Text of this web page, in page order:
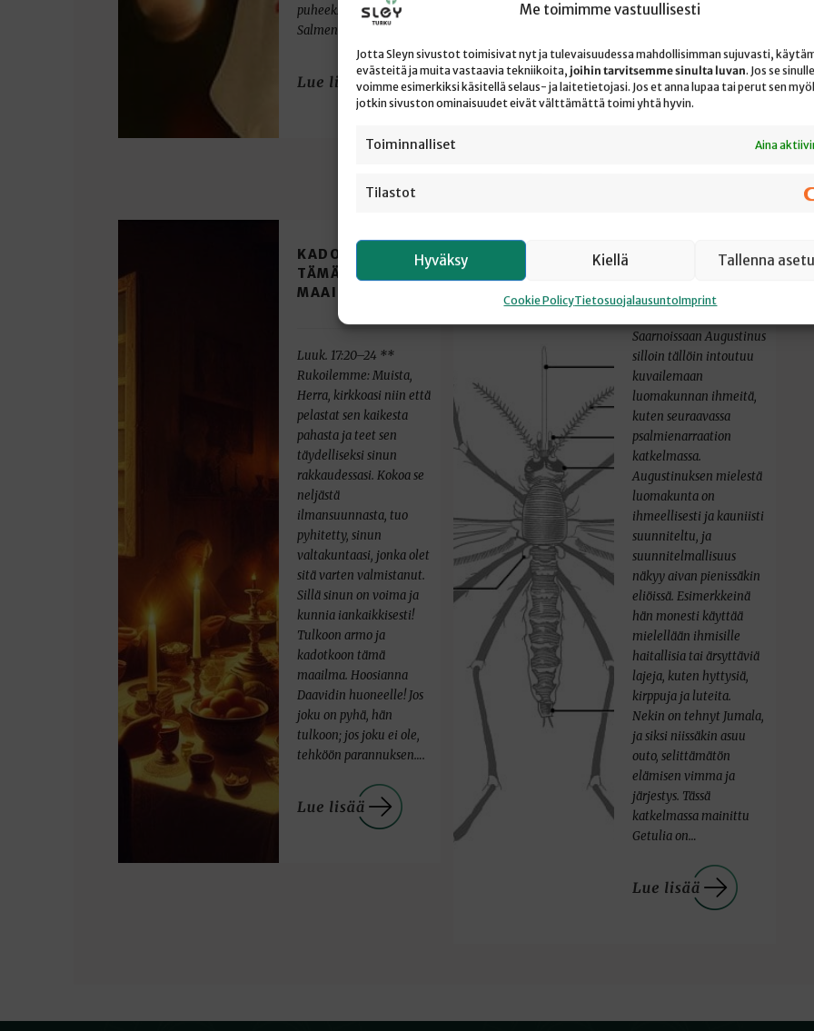
Me toimimme vastuullisesti
Jotta Sleyn sivustot toimisivat nyt ja tulevaisuudessa mahdollisimman sujuvasti,
evästeitä ja muita vastaavia tekniikoita, joihin tarvitsemme sinulta luvan. Jos se
voimme esimerkiksi käsitellä selaus- ja laitetietojasi. Jos et anna lupaa tai perut sen
jotkin sivuston ominaisuudet eivät välttämättä toimi yhtä hyvin.
Toiminnalliset Aina
Tilastot
Hyväksy Kiellä Tallenna
Cookie PolicyTietosuojalausuntoImprint
puheeksi, kuinka Vexi
Salmen Sydämeeni…
KADOTKOON
TÄMÄ
MAAILMA
Luuk. 17:20–24 **
Rukoilemme: Muista,
Herra, kirkkoasi niin että
pelastat sen kaikesta
pahasta ja teet sen
täydelliseksi sinun
rakkaudessasi. Kokoa se
neljästä
ilmansuunnasta, tuo
pyhitetty, sinun
valtakuntaasi, jonka olet
sitä varten valmistanut.
Sillä sinun on voima ja
kunnia iankaikkisesti!
Tulkoon armo ja
kadotkoon tämä
maailma. Hoosianna
Daavidin huoneelle! Jos
joku on pyhä, hän
tulkoon; jos joku ei ole,
tehköön parannuksen….
Saarnoissaan Augustinus
silloin tällöin intoutuu
kuvailemaan
luomakunnan ihmeitä,
kuten seuraavassa
psalmienarraation
katkelmassa.
Augustinuksen mielestä
luomakunta on
ihmeellisesti ja kauniisti
suunniteltu, ja
suunnitelmallisuus
näkyy aivan pienissäkin
eliöissä. Esimerkkeinä
hän monesti käyttää
mielellään ihmisille
haitallisia tai ärsyttäviä
lajeja, kuten hyttysiä,
kirppuja ja luteita.
Nekin on tehnyt Jumala,
ja siksi niissäkin asuu
outo, selittämätön
elämisen vimma ja
järjestys. Tässä
katkelmassa mainittu
Getulia on…